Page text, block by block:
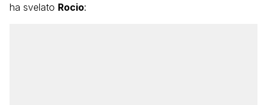
ha svelato Rocio: